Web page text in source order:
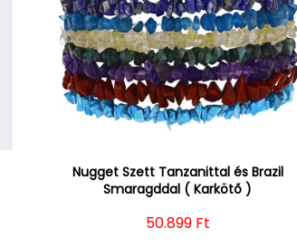
Nugget Szett Tanzanittal és Brazil
Smaragddal ( Karkötő )
Normál ár
50.899 Ft